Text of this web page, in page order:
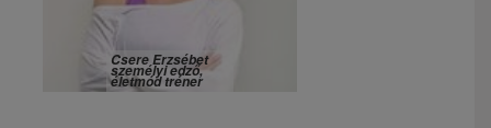
Csere Erzsébet
személyi edző,
életmód tréner